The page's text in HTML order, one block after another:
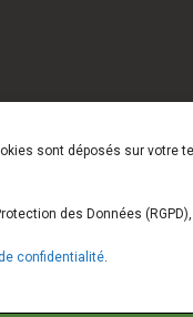
sont déposés sur votre
des Données
confidentialité.